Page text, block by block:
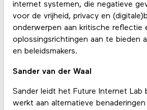
internet systemen, die negatieve
voor de vrijheid, privacy en
onderwerpen aan kritische reflectie
oplossingsrichtingen aan te bieden
en beleidsmakers.
Sander van der Waal
Sander leidt het Future Internet Lab
werkt aan alternatieve